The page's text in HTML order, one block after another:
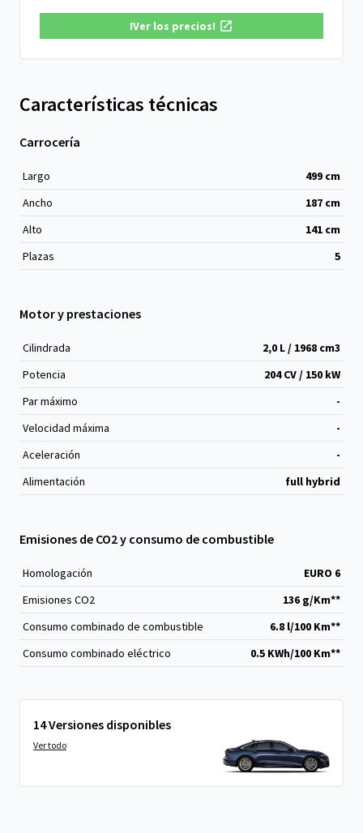
!Ver los precios!
Características técnicas
Carrocería
Largo 499 cm
Ancho
187 cm
Alto
141 cm
Plazas
5
Motor y prestaciones
Cilindrada 2,0 L / 1968 cm3
Potencia
204 CV / 150 kW
Par máximo
-
Velocidad máxima
-
Aceleración
-
Alimentación
full hybrid
Emisiones de CO2 y consumo de combustible
Homologación
EURO 6
Emisiones CO2
136 g/Km**
Consumo combinado de combustible
6.8 l/100 Km**
Consumo combinado eléctrico
0.5 KWh/100 Km**
14 Versiones disponibles
Ver todo